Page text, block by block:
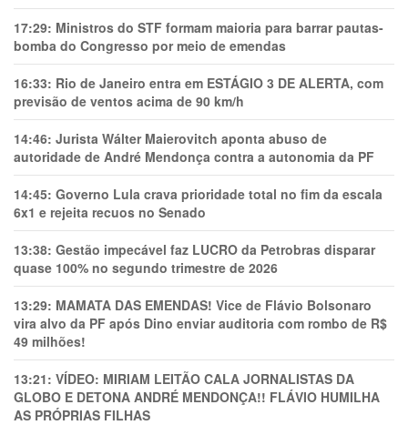
17:29: Ministros do STF formam maioria para barrar pautas-
bomba do Congresso por meio de emendas
16:33: Rio de Janeiro entra em ESTÁGIO 3 DE ALERTA, com
previsão de ventos acima de 90 km/h
14:46: Jurista Wálter Maierovitch aponta abuso de
autoridade de André Mendonça contra a autonomia da PF
14:45: Governo Lula crava prioridade total no fim da escala
6x1 e rejeita recuos no Senado
13:38: Gestão impecável faz LUCRO da Petrobras disparar
quase 100% no segundo trimestre de 2026
13:29: MAMATA DAS EMENDAS! Vice de Flávio Bolsonaro
vira alvo da PF após Dino enviar auditoria com rombo de R$
49 milhões!
13:21: VÍDEO: MIRIAM LEITÃO CALA JORNALISTAS DA
GLOBO E DETONA ANDRÉ MENDONÇA!! FLÁVIO HUMILHA
AS PRÓPRIAS FILHAS